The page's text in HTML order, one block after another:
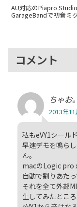
AU対応のPiapro Studio
GarageBandで初音ミ
コメント
ちゃお。
2013年11
私もeVY1シール
早速デモを鳴ら
ん。
macのLogic pro
自動で割りあた
それを全て外部
生してみたところ